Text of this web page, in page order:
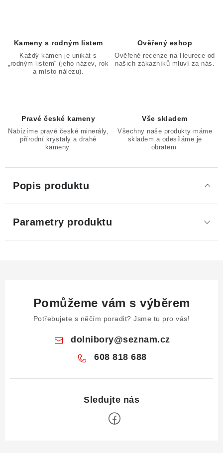
Kameny s rodným listem
Každý kámen je unikát s
„rodným listem“ (jeho název, rok
a místo nálezu).
Ověřený eshop
Ověřené recenze na Heurece od
našich zákazníků mluví za nás.
Pravé české kameny
Nabízíme pravé české minerály,
přírodní krystaly a drahé
kameny.
Vše skladem
Všechny naše produkty máme
skladem a odesíláme je
obratem.
Popis produktu
Parametry produktu
Pomůžeme vám s výběrem
Potřebujete s něčím poradit? Jsme tu pro vás!
dolnibory@seznam.cz
608 818 688